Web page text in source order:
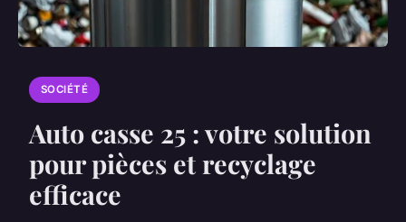
SOCIÉTÉ
Auto casse 25 : votre solution
pour pièces et recyclage
efficace